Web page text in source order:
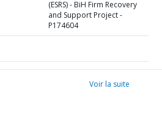
(ESRS) - BiH Firm Recovery
and Support Project -
P174604
Voir la suite